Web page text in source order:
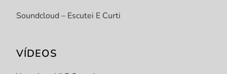
Soundcloud – Escutei E Curti
VÍDEOS